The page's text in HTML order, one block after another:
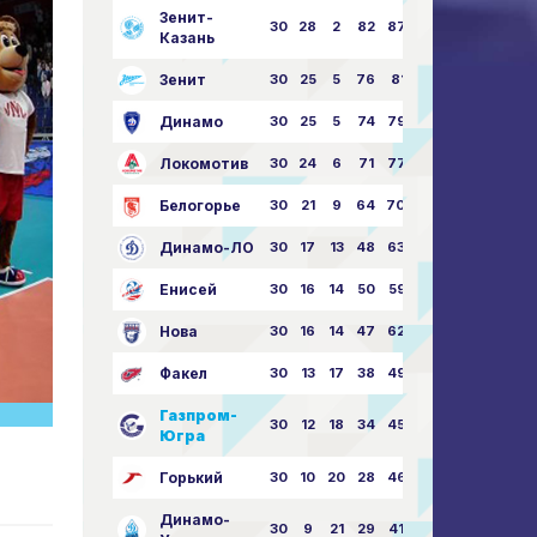
Зенит-
Казань
30 28 2 82 87:24
Зенит 30 25 5 76 81:21
Динамо 30 25 5 74 79:26
Локомотив 30 24 6 71 77:33
Белогорье 30 21 9 64 70:40
Динамо-ЛО 30 17 13 48 63:57
Енисей 30 16 14 50 59:53
Нова 30 16 14 47 62:58
Факел 30 13 17 38 49:62
Газпром-
Югра
30 12 18 34 45:63
Горький 30 10 20 28 46:73
Динамо-
30 9 21 29 41:70